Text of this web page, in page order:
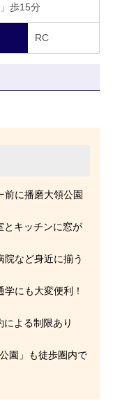
歩15分
RC
前に播磨大領公園
とキッチンに窓が
など身近に揃う
にも大変便利！
よる制限あり
園」も徒歩圏内で